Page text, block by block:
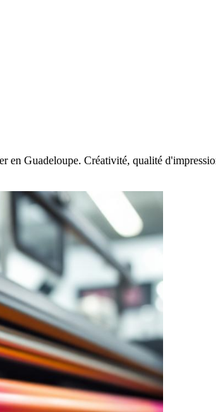
en Guadeloupe. Créativité, qualité